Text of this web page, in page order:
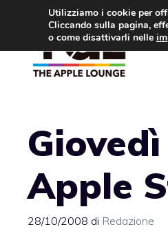
contenuto
Apple
28/10/2008 di Redazione
Utilizziamo i cookie per
Cliccando sulla pagina,
o come disattivarli nelle